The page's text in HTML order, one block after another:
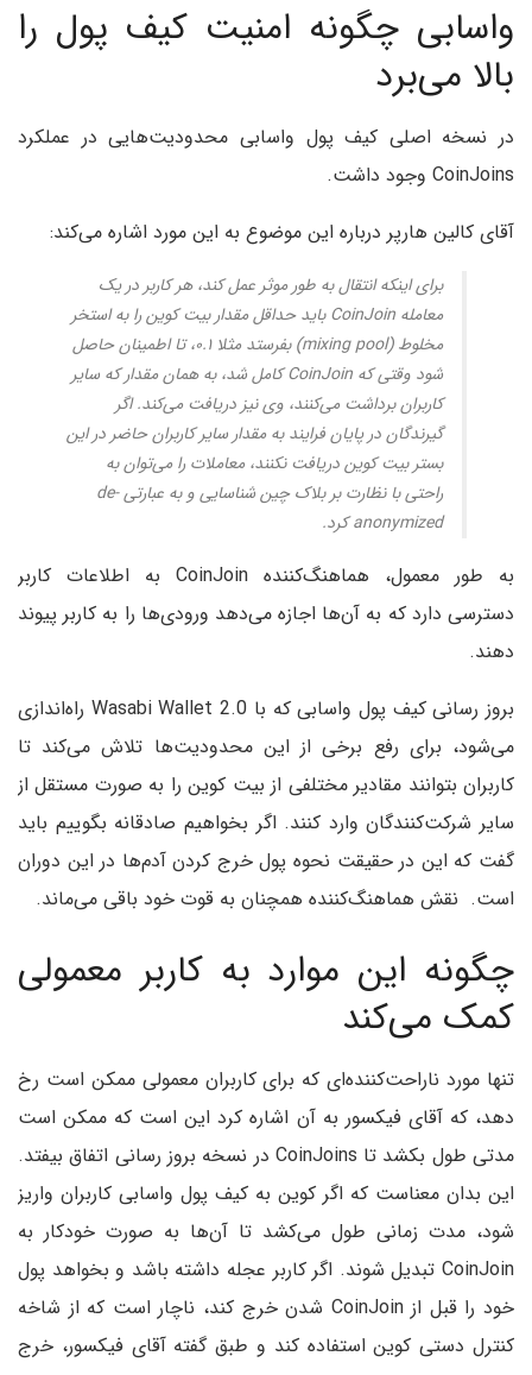
واسابی چگونه امنیت کیف پول را
بالا می‌برد
در نسخه اصلی کیف پول واسابی محدودیت‌هایی در عملکرد
CoinJoins وجود داشت.
آقای کالین هارپر درباره این موضوع به این مورد اشاره می‌کند:
برای اینکه انتقال به طور موثر عمل کند، هر کاربر در یک
معامله CoinJoin باید حداقل مقدار بیت کوین را به استخر
مخلوط (mixing pool) بفرستد مثلا ۰.۱، تا اطمینان حاصل
شود وقتی که CoinJoin کامل شد، به همان مقدار که سایر
کاربران برداشت می‌کنند، وی نیز دریافت می‌کند. اگر
گیرندگان در پایان فرایند به مقدار سایر کاربران حاضر در این
بستر بیت کوین دریافت نکنند، معاملات را می‌توان به
راحتی با نظارت بر بلاک چین شناسایی و به عبارتی de-
anonymized کرد.
به طور معمول، هماهنگ‌کننده CoinJoin به اطلاعات کاربر
دسترسی دارد که به آن‌ها اجازه می‌دهد ورودی‌ها را به کاربر پیوند
دهند.
بروز رسانی کیف پول واسابی که با Wasabi Wallet 2.0 راه‌اندازی
می‌شود، برای رفع برخی از این محدودیت‌ها تلاش می‌کند تا
کاربران بتوانند مقادیر مختلفی از بیت کوین را به صورت مستقل از
سایر شرکت‌کنندگان وارد کنند. اگر بخواهیم صادقانه بگوییم باید
گفت که این در حقیقت نحوه پول خرج کردن آدم‌ها در این دوران
است. نقش هماهنگ‌کننده همچنان به قوت خود باقی می‌ماند.
چگونه این موارد به کاربر معمولی
کمک می‌کند
تنها مورد ناراحت‌کننده‌ای که برای کاربران معمولی ممکن است رخ
دهد، که آقای فیکسور به آن اشاره کرد این است که ممکن است
مدتی طول بکشد تا CoinJoins در نسخه بروز رسانی اتفاق بیفتد.
این بدان معناست که اگر کوین به کیف پول واسابی کاربران واریز
شود، مدت زمانی طول می‌کشد تا آن‌ها به صورت خودکار به
CoinJoin تبدیل شوند. اگر کاربر عجله داشته باشد و بخواهد پول
خود را قبل از CoinJoin شدن خرج کند، ناچار است که از شاخه
کنترل دستی کوین استفاده کند و طبق گفته آقای فیکسور، خرج